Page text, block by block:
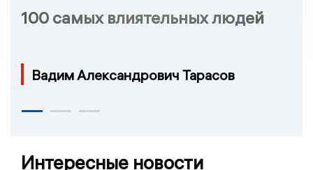
100 самых влиятельных людей
Вадим Александрович Тарасов
Интересные новости